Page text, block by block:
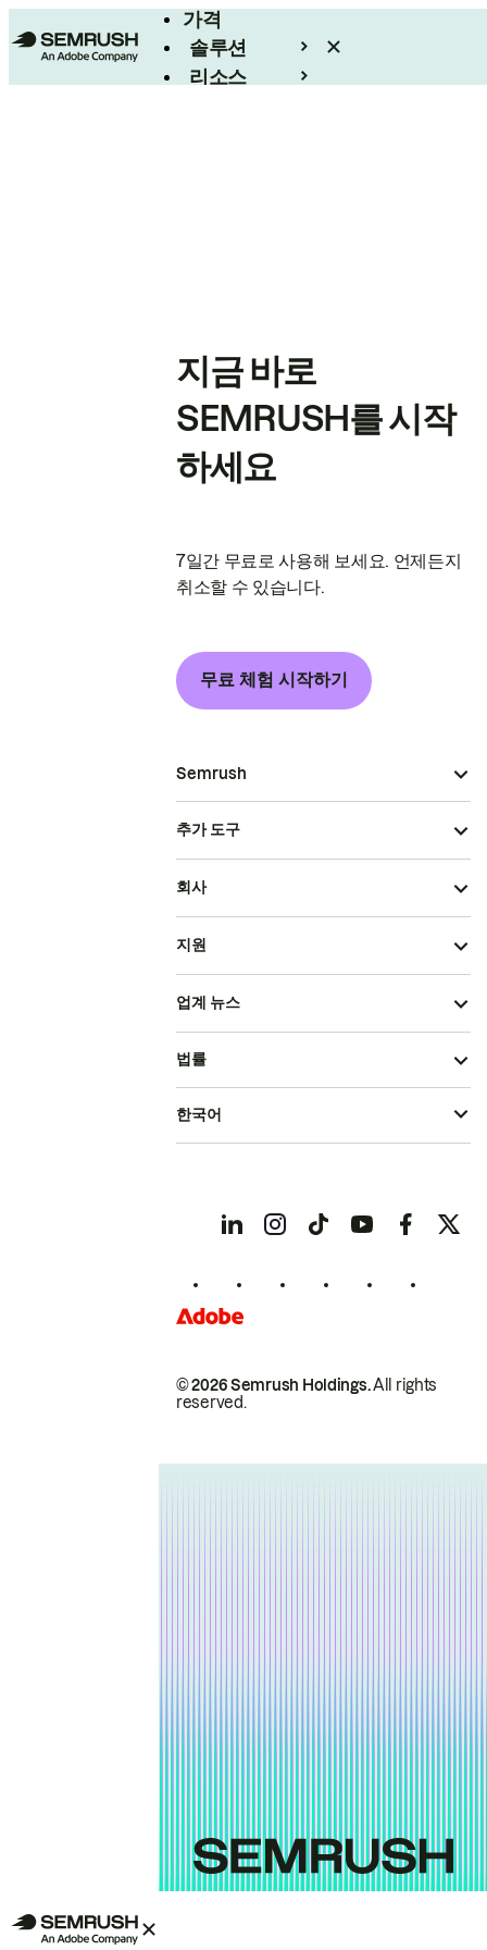
가격
솔루션
리소스
지금 바로
SEMRUSH를 시작
하세요
7일간 무료로 사용해 보세요. 언제든지
취소할 수 있습니다.
무료 체험 시작하기
Semrush
추가 도구
회사
지원
업계 뉴스
© 2026 Semrush Holdings.All rights
reserved.
법률
한국어